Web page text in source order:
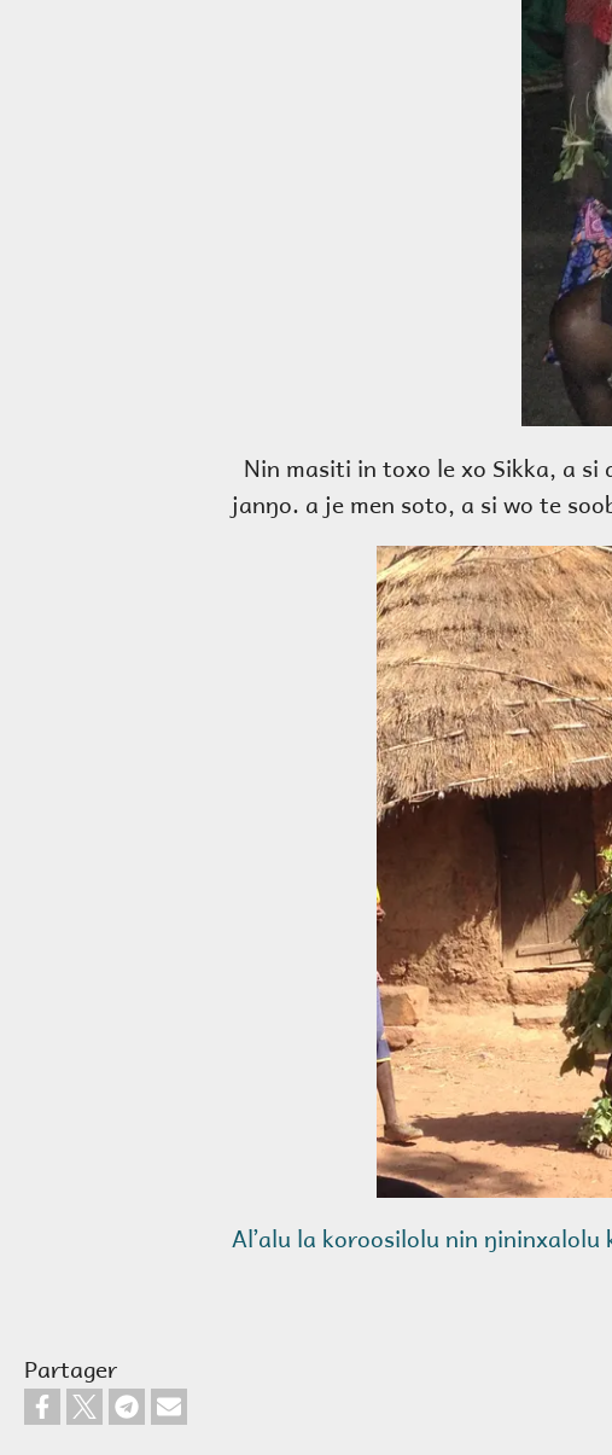
Nin masiti in toxo le xo Sikka, a si
janŋo. a je men soto, a si wo te
Alʼalu la koroosilolu nin ŋininxalolu
Partager